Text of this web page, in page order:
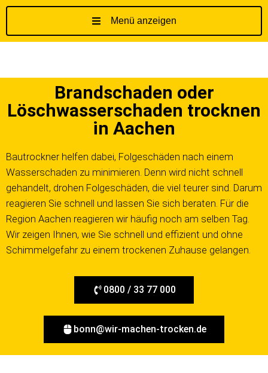
h
a
s
p
r
i
n
g
e
Menü anzeigen
Brandschaden oder
Löschwasserschaden trocknen
in Aachen
Bautrockner helfen dabei, Folgeschäden nach einem
Wasserschaden zu minimieren. Denn wird nicht schnell
gehandelt, drohen Folgeschäden, die viel teurer sind. Darum
reagieren Sie schnell und lassen Sie sich beraten. Für die
Region Aachen reagieren wir häufig noch am selben Tag.
Wir zeigen Ihnen, wie Sie schnell und effizient und ohne
Schimmelgefahr zu einem trockenen Zuhause gelangen.
0800 / 33 77 000
bonn@wir-machen-trocken.de